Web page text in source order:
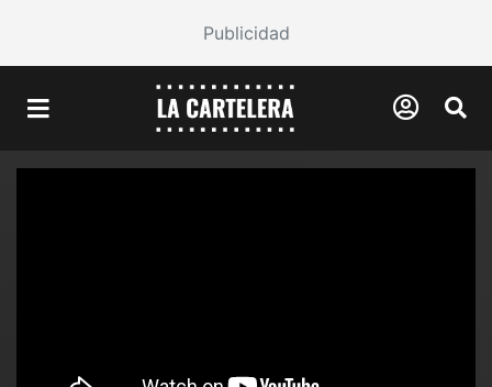
Publicidad